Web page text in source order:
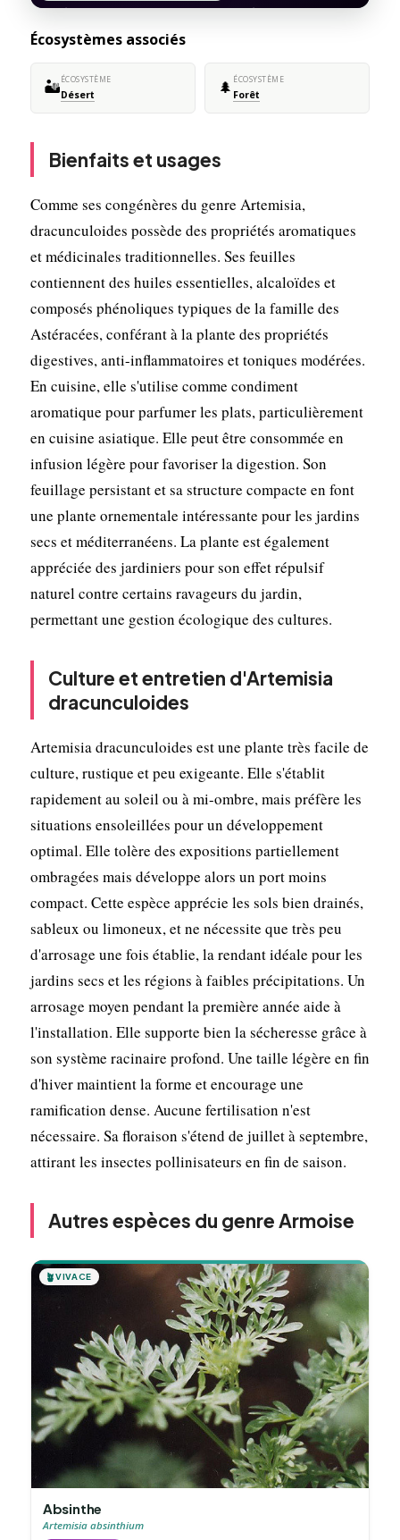
Écosystèmes associés
🏜️ÉCOSYSTÈME
Désert 🌲 ÉCOSYSTÈME
Forêt
Bienfaits et usages
Comme ses congénères du genre Artemisia,
dracunculoides possède des propriétés aromatiques
et médicinales traditionnelles. Ses feuilles
contiennent des huiles essentielles, alcaloïdes et
composés phénoliques typiques de la famille des
Astéracées, conférant à la plante des propriétés
digestives, anti-inflammatoires et toniques modérées.
En cuisine, elle s'utilise comme condiment
aromatique pour parfumer les plats, particulièrement
en cuisine asiatique. Elle peut être consommée en
infusion légère pour favoriser la digestion. Son
feuillage persistant et sa structure compacte en font
une plante ornementale intéressante pour les jardins
secs et méditerranéens. La plante est également
appréciée des jardiniers pour son effet répulsif
naturel contre certains ravageurs du jardin,
permettant une gestion écologique des cultures.
Culture et entretien d'Artemisia
dracunculoides
Artemisia dracunculoides est une plante très facile de
culture, rustique et peu exigeante. Elle s'établit
rapidement au soleil ou à mi-ombre, mais préfère les
situations ensoleillées pour un développement
optimal. Elle tolère des expositions partiellement
ombragées mais développe alors un port moins
compact. Cette espèce apprécie les sols bien drainés,
sableux ou limoneux, et ne nécessite que très peu
d'arrosage une fois établie, la rendant idéale pour les
jardins secs et les régions à faibles précipitations. Un
arrosage moyen pendant la première année aide à
l'installation. Elle supporte bien la sécheresse grâce à
son système racinaire profond. Une taille légère en fin
d'hiver maintient la forme et encourage une
ramification dense. Aucune fertilisation n'est
nécessaire. Sa floraison s'étend de juillet à septembre,
attirant les insectes pollinisateurs en fin de saison.
Autres espèces du genre Armoise
🪴VIVACE
Absinthe
Artemisia absinthium